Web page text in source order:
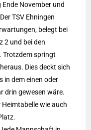
November und
TSV Ehningen
belegt bei
2 und bei den
Trotzdem springt
Dies deckt sich
in dem einen oder
drin gewesen wäre.
wie auch